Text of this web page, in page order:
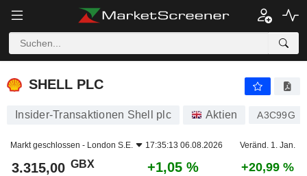
SHELL PLC
SHELL PLC
Insider-Transaktionen Shell plc Aktien A3C99G
Markt geschlossen - London S.E. 17:35:13 06.08.2026 Veränd. 1. Jan.
3.315,00 GBX +1,05 % +20,99 %